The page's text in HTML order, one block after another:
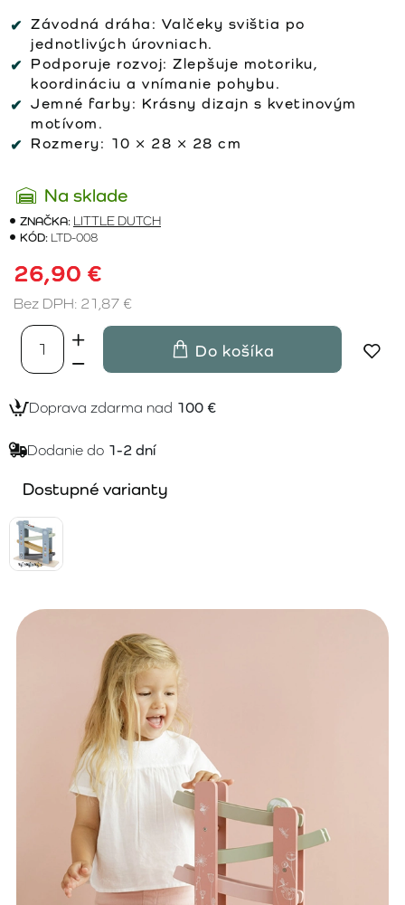
Závodná dráha: Valčeky svištia po
jednotlivých úrovniach.
Podporuje rozvoj: Zlepšuje motoriku,
koordináciu a vnímanie pohybu.
Jemné farby: Krásny dizajn s kvetinovým
motívom.
Rozmery: 10 × 28 × 28 cm
Na sklade
ZNAČKA: LITTLE DUTCH
KÓD: LTD-008
26,90 €
Bez DPH: 21,87 €
Do košíka
Doprava zdarma nad 100 €
Dodanie do 1-2 dní
Dostupné varianty